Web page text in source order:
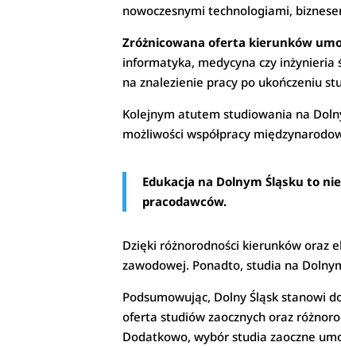
nowoczesnymi technologiami,
Zróżnicowana oferta kierunków
informatyka, medycyna czy inżynieria
na znalezienie pracy po ukończeniu
Kolejnym atutem studiowania na
możliwości współpracy
Edukacja na Dolnym Śląsku to
pracodawców.
Dzięki różnorodności kierunków oraz
zawodowej. Ponadto, studia na
Podsumowując, Dolny Śląsk stanowi
oferta studiów zaocznych oraz
Dodatkowo, wybór studia zaoczne